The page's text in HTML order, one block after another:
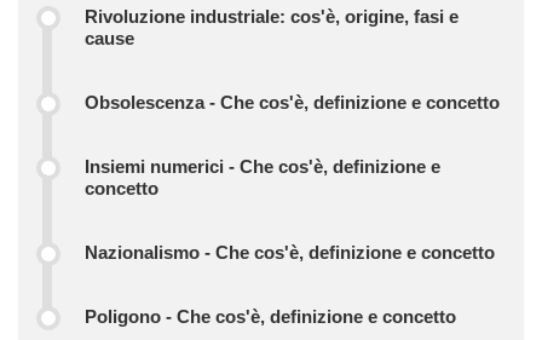
Rivoluzione industriale: cos'è, origine, fasi e
cause
Obsolescenza - Che cos'è, definizione e concetto
Insiemi numerici - Che cos'è, definizione e
concetto
Nazionalismo - Che cos'è, definizione e concetto
Poligono - Che cos'è, definizione e concetto